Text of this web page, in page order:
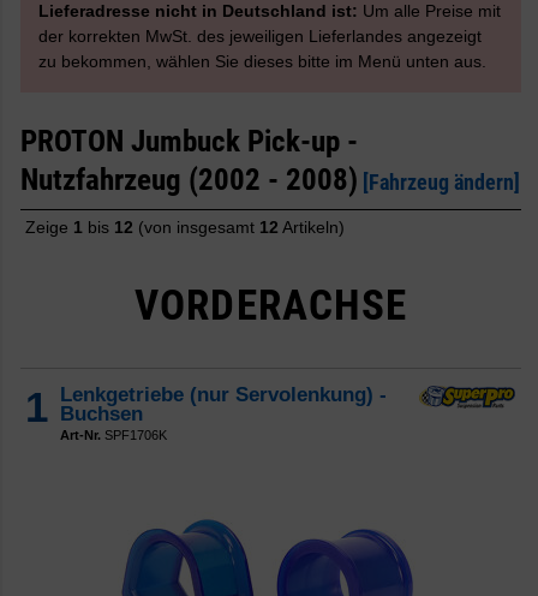
Lieferadresse nicht in Deutschland ist: Um alle Preise mit
der korrekten MwSt. des jeweiligen Lieferlandes angezeigt
zu bekommen, wählen Sie dieses bitte im Menü unten aus.
PROTON Jumbuck Pick-up -
Nutzfahrzeug (2002 - 2008)
[Fahrzeug ändern]
Zeige 1 bis 12 (von insgesamt 12 Artikeln)
VORDERACHSE
1 Lenkgetriebe (nur Servolenkung) -
Buchsen
Art-Nr. SPF1706K